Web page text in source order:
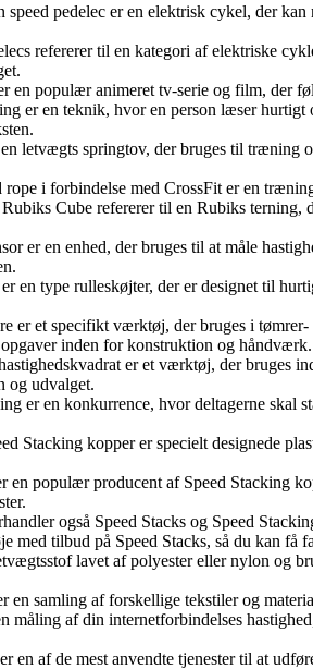
speed pedelec er en elektrisk cykel, der
refererer til en kategori af elektriske
en populær animeret tv-serie og film, der
er en teknik, hvor en person læser
en letvægts springtov, der bruges til
rope i forbindelse med CrossFit er en
Cube refererer til en Rubiks
er en enhed, der bruges til at måle
er en type rulleskøjter, der er designet til
er et specifikt værktøj, der bruges i
inden for konstruktion og håndværk.
er et værktøj, der bruges
og udvalget.
er en konkurrence, hvor deltagerne skal
Stacking kopper er specielt designede
en populær producent af Speed Stacking
også Speed Stacks og Speed
med tilbud på Speed Stacks, så du kan få
lavet af polyester eller nylon og
en samling af forskellige tekstiler og
måling af din internetforbindelses
en af de mest anvendte tjenester til at